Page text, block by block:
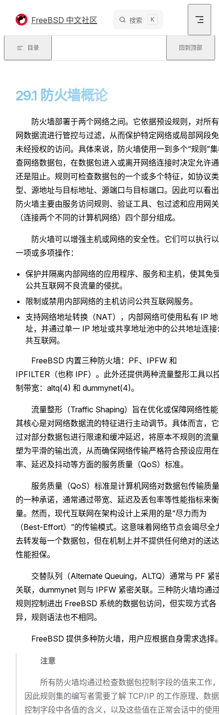
FreeBSD 中文社区 搜索 K
目录 回到顶部
29.1 防火墙概论
防火墙部署于两个网络之间。它依据预设规则，对所
网数据流进行管控与过滤，从而保护特定网络或局部网段
未经授权的访问。具体来说，防火墙使用一到多个“规则”
查网络数据包，在数据包进入或离开网络连接时决定允许
还是阻止。规则可检查数据包的一个或多个特征，如协议类
型、源地址与目标地址、源端口与目标端口。因此可以看
防火墙主要由服务访问规则、验证工具、包过滤和应用网关
（连接两个不同的计算机网络）四个部分组成。
防火墙可以增强主机或网络的安全性。它们可以执行
一项或多项操作：
保护并隔离内部网络的应用程序、服务和主机，使其免
公共互联网不良流量的侵扰。
限制或禁用内部网络的主机访问公共互联网服务。
支持网络地址转换（NAT），内部网络可使用私有 IP 地
址，并通过单一 IP 地址或共享地址池中的公共地址连接
共互联网。
FreeBSD 内置三种防火墙：PF、IPFW 和
IPFILTER（也称 IPF）。此外还提供两种流量整形工具以
制带宽：altq(4) 和 dummynet(4)。
流量整形（Traffic Shaping）旨在优化或保障网络性
其核心是对网络数据流的特征进行主动调节。具体而言，
过对部分数据包进行限速和缓冲延迟，将原本不规则的流
塑为平滑的输出流，从而确保网络传输严格符合预设应用
率、延迟及抖动等方面的服务质量（QoS）标准。
服务质量（QoS）标准是计算机网络对数据包传输质量
的一种承诺，通常通过带宽、延迟及丢包率等性能指标来衡
量。然而，现代互联网在架构设计上采用的是“尽力而为
（Best-Effort）”的传输模式。这意味着网络节点会竭尽全
去转发每一个数据包，但在机制上并不提供任何绝对的送
性能担保。
交替队列（Alternate Queuing，ALTQ）通常与 PF 紧
关联，dummynet 则与 IPFW 紧密关联。三种防火墙均通
规则控制进出 FreeBSD 系统的数据包访问，但实现方式各
异，规则语法也不相同。
FreeBSD 提供多种防火墙，用户应根据自身需求选择
注意
所有防火墙均通过检查数据包控制字段的值来工作
因此规则集的编写者需要了解 TCP/IP 的工作原理、数
控制字段中各值的含义，以及这些值在正常会话中的使